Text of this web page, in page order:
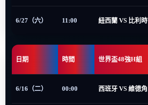
6/27（六） 11:00 紐西蘭 VS 比利時
日期 時間 世界盃48強H組
6/16（二） 00:00 西班牙 VS 維德角